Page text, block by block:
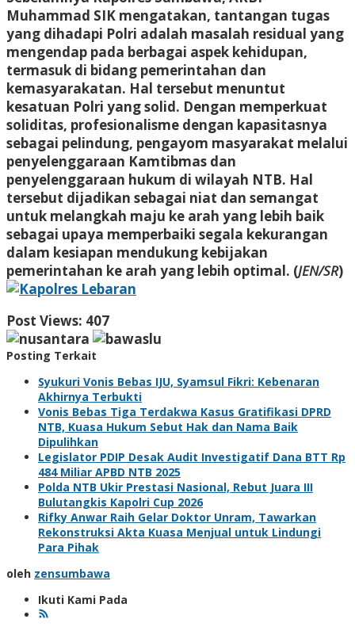
Muhammad SIK mengatakan, tantangan tugas
yang dihadapi Polri adalah masalah residual yang
mengendap pada berbagai aspek kehidupan,
termasuk di bidang pemerintahan dan
kemasyarakatan. Hal tersebut menuntut
kesatuan Polri yang solid. Dengan memperkuat
soliditas, profesionalisme dengan kapasitasnya
sebagai pelindung, pengayom masyarakat melalui
penyelenggaraan Kamtibmas dan
penyelenggaraan hukum di wilayah NTB. Hal
tersebut dijadikan sebagai niat dan semangat
untuk melangkah maju ke arah yang lebih baik
sebagai upaya memperbaiki segala kekurangan
dalam kesiapan mendukung kebijakan
pemerintahan ke arah yang lebih optimal. (JEN/SR)
Post Views: 407
Posting Terkait
Syukuri Vonis Bebas IJU, Syamsul Fikri: Kebenaran
Akhirnya Terbukti
Vonis Bebas Tiga Terdakwa Kasus Gratifikasi DPRD
NTB, Kuasa Hukum Sebut Hak dan Nama Baik
Dipulihkan
Legislator PDIP Desak Audit Investigatif Dana BTT Rp
484 Miliar APBD NTB 2025
Polda NTB Ukir Prestasi Nasional, Rebut Juara III
Bulutangkis Kapolri Cup 2026
Rifky Anwar Raih Gelar Doktor Unram, Tawarkan
Rekonstruksi Akta Kuasa Menjual untuk Lindungi
Para Pihak
oleh zensumbawa
Ikuti Kami Pada